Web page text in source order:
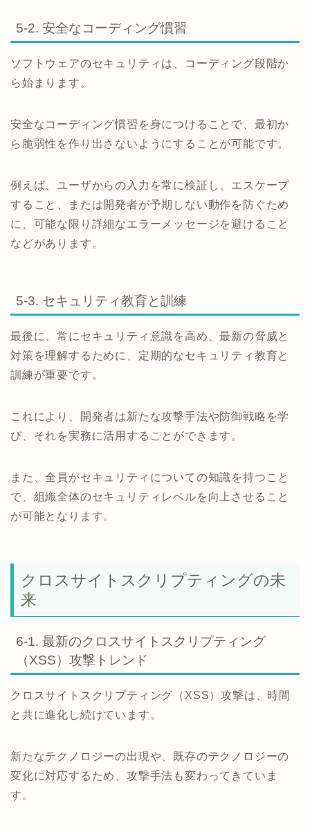
5-2. 安全なコーディング慣習
ソフトウェアのセキュリティは、コーディング段階か
ら始まります。
安全なコーディング慣習を身につけることで、最初か
ら脆弱性を作り出さないようにすることが可能です。
例えば、ユーザからの入力を常に検証し、エスケープ
すること、または開発者が予期しない動作を防ぐため
に、可能な限り詳細なエラーメッセージを避けること
などがあります。
5-3. セキュリティ教育と訓練
最後に、常にセキュリティ意識を高め、最新の脅威と
対策を理解するために、定期的なセキュリティ教育と
訓練が重要です。
これにより、開発者は新たな攻撃手法や防御戦略を学
び、それを実務に活用することができます。
また、全員がセキュリティについての知識を持つこと
で、組織全体のセキュリティレベルを向上させること
が可能となります。
クロスサイトスクリプティングの未
来
6-1. 最新のクロスサイトスクリプティング
（XSS）攻撃トレンド
クロスサイトスクリプティング（XSS）攻撃は、時間
と共に進化し続けています。
新たなテクノロジーの出現や、既存のテクノロジーの
変化に対応するため、攻撃手法も変わってきていま
す。